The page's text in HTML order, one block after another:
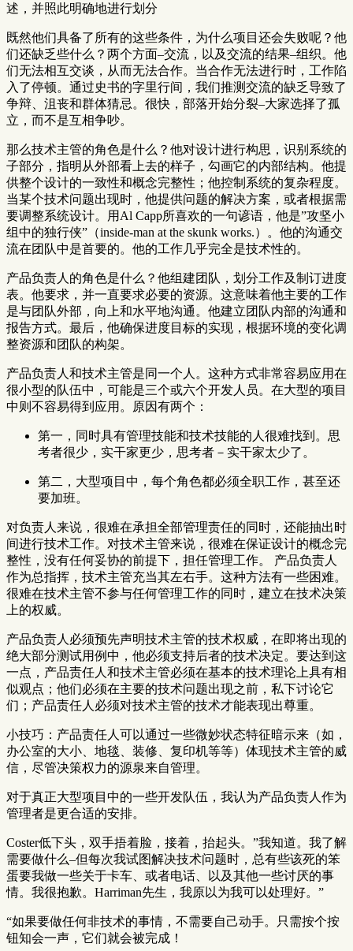
述，并照此明确地进行划分
既然他们具备了所有的这些条件，为什么项目还会失败呢？他
们还缺乏些什么？两个方面–交流，以及交流的结果–组织。他
们无法相互交谈，从而无法合作。当合作无法进行时，工作陷
入了停顿。通过史书的字里行间，我们推测交流的缺乏导致了
争辩、沮丧和群体猜忌。很快，部落开始分裂–大家选择了孤
立，而不是互相争吵。
那么技术主管的角色是什么？他对设计进行构思，识别系统的
子部分，指明从外部看上去的样子，勾画它的内部结构。他提
供整个设计的一致性和概念完整性；他控制系统的复杂程度。
当某个技术问题出现时，他提供问题的解决方案，或者根据需
要调整系统设计。用Al Capp所喜欢的一句谚语，他是”攻坚小
组中的独行侠”（inside-man at the skunk works.）。他的沟通交
流在团队中是首要的。他的工作几乎完全是技术性的。
产品负责人的角色是什么？他组建团队，划分工作及制订进度
表。他要求，并一直要求必要的资源。这意味着他主要的工作
是与团队外部，向上和水平地沟通。他建立团队内部的沟通和
报告方式。最后，他确保进度目标的实现，根据环境的变化调
整资源和团队的构架。
产品负责人和技术主管是同一个人。这种方式非常容易应用在
很小型的队伍中，可能是三个或六个开发人员。在大型的项目
中则不容易得到应用。原因有两个：
第一，同时具有管理技能和技术技能的人很难找到。思
考者很少，实干家更少，思考者－实干家太少了。
第二，大型项目中，每个角色都必须全职工作，甚至还
要加班。
对负责人来说，很难在承担全部管理责任的同时，还能抽出时
间进行技术工作。对技术主管来说，很难在保证设计的概念完
整性，没有任何妥协的前提下，担任管理工作。 产品负责人
作为总指挥，技术主管充当其左右手。这种方法有一些困难。
很难在技术主管不参与任何管理工作的同时，建立在技术决策
上的权威。
产品负责人必须预先声明技术主管的技术权威，在即将出现的
绝大部分测试用例中，他必须支持后者的技术决定。要达到这
一点，产品责任人和技术主管必须在基本的技术理论上具有相
似观点；他们必须在主要的技术问题出现之前，私下讨论它
们；产品责任人必须对技术主管的技术才能表现出尊重。
小技巧：产品责任人可以通过一些微妙状态特征暗示来（如，
办公室的大小、地毯、装修、复印机等等）体现技术主管的威
信，尽管决策权力的源泉来自管理。
对于真正大型项目中的一些开发队伍，我认为产品负责人作为
管理者是更合适的安排。
Coster低下头，双手捂着脸，接着，抬起头。”我知道。我了解
需要做什么–但每次我试图解决技术问题时，总有些该死的笨
蛋要我做一些关于卡车、或者电话、以及其他一些讨厌的事
情。我很抱歉。Harriman先生，我原以为我可以处理好。”
“如果要做任何非技术的事情，不需要自己动手。只需按个按
钮知会一声，它们就会被完成！